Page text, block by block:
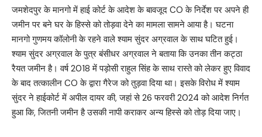
जमशेदपुर के मानगो में हाई कोर्ट के आदेश के बावजूद CO के निर्देश पर अपने ही
जमीन पर बने घर के हिस्से को तोड़वा देने का मामला सामने आया है। घटना
मानगो गुणमय कॉलोनी के रहने वाले श्याम सुंदर अग्रवाल के साथ घटित हुई।
श्याम सुंदर अग्रवाल के पुत्र बंसीधर अग्रवाल ने बताया कि उनका तीन कट्ठा
रैयत जमीन है। वर्ष 2018 में पड़ोसी राहुल सिंह के साथ रास्ते को लेकर हुए विवाद
के बाद तत्कालीन CO के द्वारा गैरेज को तुड़वा दिया था। इसके विरोध में श्याम
सुंदर ने हाईकोर्ट में अपील दायर की, जहां से 26 फरवरी 2024 को आदेश निर्गत
हुआ कि, जितनी जमीन है उसकी नापी कराकर अन्य हिस्से को तोड़ दिया जाए।